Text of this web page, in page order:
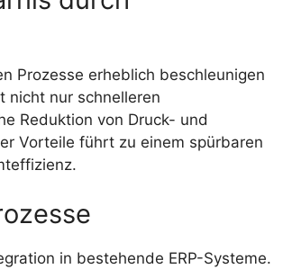
Prozesse erheblich beschleunigen
nicht nur schnelleren
Reduktion von Druck- und
Vorteile führt zu einem spürbaren
in bestehende ERP-Systeme.